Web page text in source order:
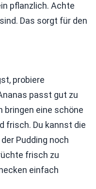
pflanzlich. Achte
Das sorgt für den
probiere
passt gut zu
bringen eine schöne
frisch. Du kannst die
Pudding noch
frisch zu
einfach